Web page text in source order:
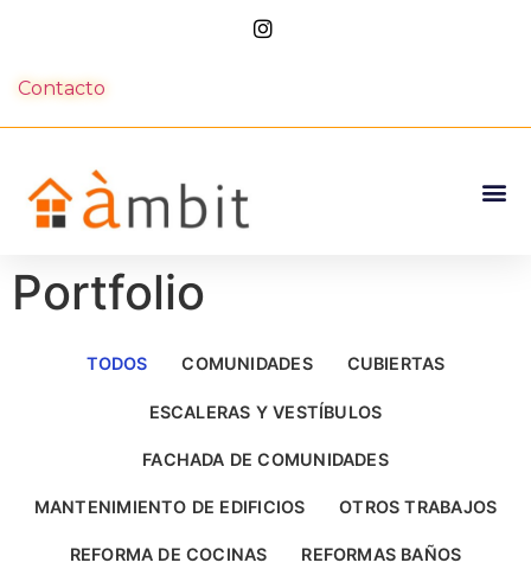
Contacto
Portfolio
TODOS COMUNIDADES CUBIERTAS
ESCALERAS Y VESTÍBULOS
FACHADA DE COMUNIDADES
MANTENIMIENTO DE EDIFICIOS OTROS TRABAJOS
REFORMA DE COCINAS REFORMAS BAÑOS